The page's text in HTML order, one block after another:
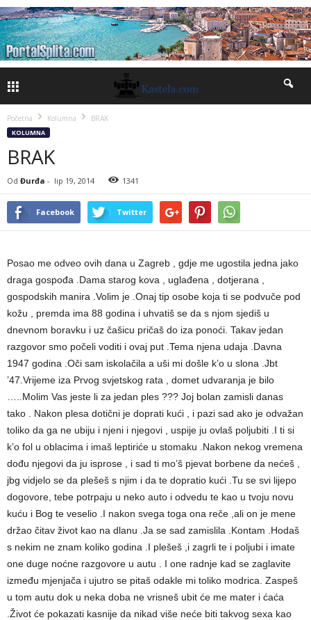
Početna Kolumna BRAK
KOLUMNA
BRAK
Od Đurđa - lip 19, 2014 1341
Facebook Twitter
Posao me odveo ovih dana u Zagreb , gdje me ugostila jedna jako
draga gospođa .Dama starog kova , uglađena , dotjerana ,
gospodskih manira .Volim je .Onaj tip osobe koja ti se podvuče pod
kožu , premda ima 88 godina i uhvatiš se da s njom sjediš u
dnevnom boravku i uz čašicu pričaš do iza ponoći. Takav jedan
razgovor smo počeli voditi i ovaj put .Tema njena udaja .Davna
1947 godina .Oči sam iskolačila a uši mi došle k’o u slona .Jbt
’47.Vrijeme iza Prvog svjetskog rata , domet udvaranja je bilo
…..Molim Vas jeste li za jedan ples ??? Joj bolan zamisli danas
tako . Nakon plesa dotični je doprati kući , i pazi sad ako je odvažan
toliko da ga ne ubiju i njeni i njegovi , uspije ju ovlaš poljubiti .I ti si
k’o fol u oblacima i imaš leptiriće u stomaku .Nakon nekog vremena
dođu njegovi da ju isprose , i sad ti mo’š pjevat borbene da nećeš ,
jbg vidjelo se da plešeš s njim i da te dopratio kući .Tu se svi lijepo
dogovore, tebe potrpaju u neko auto i odvedu te kao u tvoju novu
kuću i Bog te veselio .I nakon svega toga ona reče ,ali on je mene
držao čitav život kao na dlanu .Ja se sad zamislila .Kontam .Hodaš
s nekim ne znam koliko godina .I plešeš ,i zagrli te i poljubi i imate
one duge noćne razgovore u autu . I one radnje kad se zaglavite
između mjenjača i ujutro se pitaš odakle mi toliko modrica. Zaspeš
u tom autu dok u neka doba ne vrisneš ubit će me mater i ćaća
.Život će pokazati kasnije da nikad više neće biti takvog sexa kao